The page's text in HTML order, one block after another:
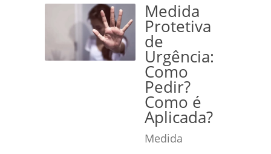
Medida
Protetiva
de
Urgência:
Como
Pedir?
Como é
Aplicada?
Medida